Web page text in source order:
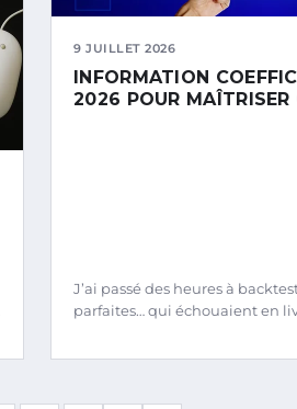
9 JUILLET 2026
INFORMATION
2026 POUR MAÎTRISER
J’ai passé des heures à
parfaites… qui échouaient en